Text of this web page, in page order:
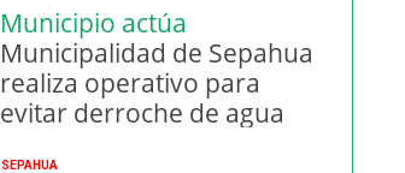
Municipio actúa
Municipalidad de Sepahua
realiza operativo para
evitar derroche de agua
SEPAHUA